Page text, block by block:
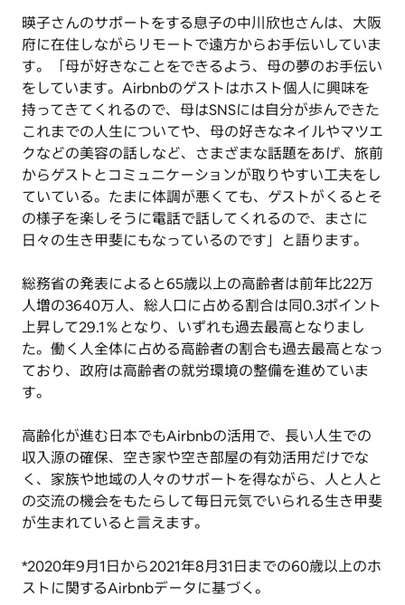
暎子さんのサポートをする息子の中川欣也さんは、大阪
府に在住しながらリモートで遠方からお手伝いしていま
す。「母が好きなことをできるよう、母の夢のお手伝い
をしています。Airbnbのゲストはホスト個人に興味を
持ってきてくれるので、母はSNSには自分が歩んできた
これまでの人生についてや、母の好きなネイルやマツエ
クなどの美容の話しなど、さまざまな話題をあげ、旅前
からゲストとコミュニケーションが取りやすい工夫をし
ていている。たまに体調が悪くても、ゲストがくるとそ
の様子を楽しそうに電話で話してくれるので、まさに
日々の生き甲斐にもなっているのです」と語ります。
総務省の発表によると65歳以上の高齢者は前年比22万
人増の3640万人、総人口に占める割合は同0.3ポイント
上昇して29.1％となり、いずれも過去最高となりまし
た。働く人全体に占める高齢者の割合も過去最高となっ
ており、政府は高齢者の就労環境の整備を進めていま
す。
高齢化が進む日本でもAirbnbの活用で、長い人生での
収入源の確保、空き家や空き部屋の有効活用だけでな
く、家族や地域の人々のサポートを得ながら、人と人と
の交流の機会をもたらして毎日元気でいられる生き甲斐
が生まれていると言えます。
*2020年9月1日から2021年8月31日までの60歳以上のホ
ストに関するAirbnbデータに基づく。